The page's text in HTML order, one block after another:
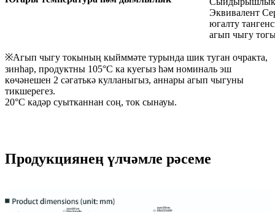
Эквивалент
югалту
агып чыгу
※Агып чыгу токының кыйммәте турында шик туган очракта,
зинһар, продуктны 105°C ка куегыз һәм номиналь эш
көчәнешен 2 сәгатькә кулланыгыз, аннары агып чыгуны
тикшерегез.
20°C кадәр суытканнан соң, ток сынауы.
Продукциянең үлчәмле рәсеме